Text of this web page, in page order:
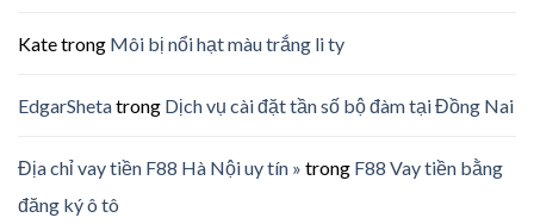
Katetrong Môi bị nổi hạt màu trắng li ty
EdgarShetatrong Dịch vụ cài đặt tần số bộ đàm tại Đồng Nai
Địa chỉ vay tiền F88 Hà Nội uy tín » trong F88 Vay tiền bằng
đăng ký ô tô